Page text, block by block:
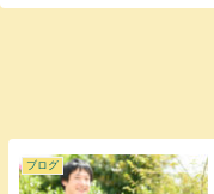
ブログ